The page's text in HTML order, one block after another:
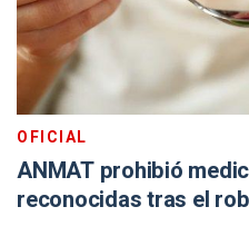
OFICIAL
ANMAT prohibió
reconocidas tras el